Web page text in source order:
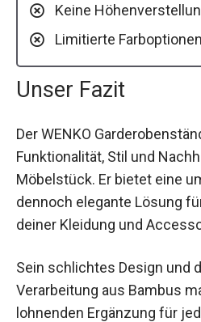
Keine
Limitierte Farboptionen
Unser Fazit
Der WENKO
Funktionalität, Stil und
Möbelstück. Er bietet eine
dennoch elegante Lösung
deiner Kleidung und
Sein schlichtes Design und
Verarbeitung aus Bambus
lohnenden Ergänzung für